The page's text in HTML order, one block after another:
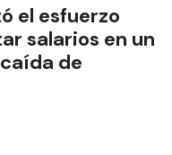
el esfuerzo
salarios en un
de